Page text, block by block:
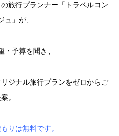
旅行プランナー「トラベルコン
ュ」が、
・予算を聞き、
ジナル旅行プランをゼロからご
。
りは無料です。